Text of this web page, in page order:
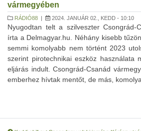
vármegyében
RÁDIÓ88 | 2024. JANUÁR 02., KEDD - 10:10
Nyugodtan telt a szilveszter Csongrád-
írta a Delmagyar.hu. Néhány kisebb
semmi komolyabb nem történt 2023
szerint pirotechnikai eszköz használata
eljárás indult. Csongrád-Csanád
emberhez hívtak mentőt, de más,